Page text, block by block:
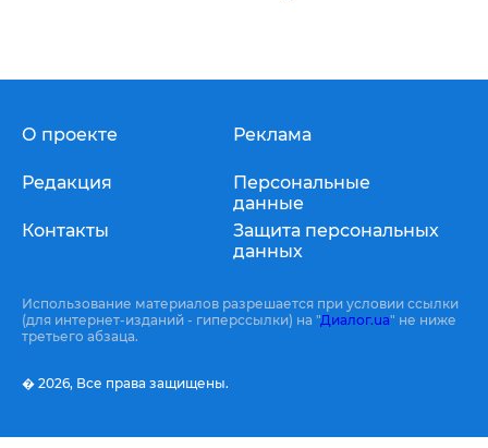
О проекте
Редакция
Контакты
Реклама
Персональные
данные
Защита персональных
данных
Использование материалов разрешается при условии ссылки
(для интернет-изданий - гиперссылки) на "Диалог.ua" не ниже
третьего абзаца.
� 2026, Все права защищены.